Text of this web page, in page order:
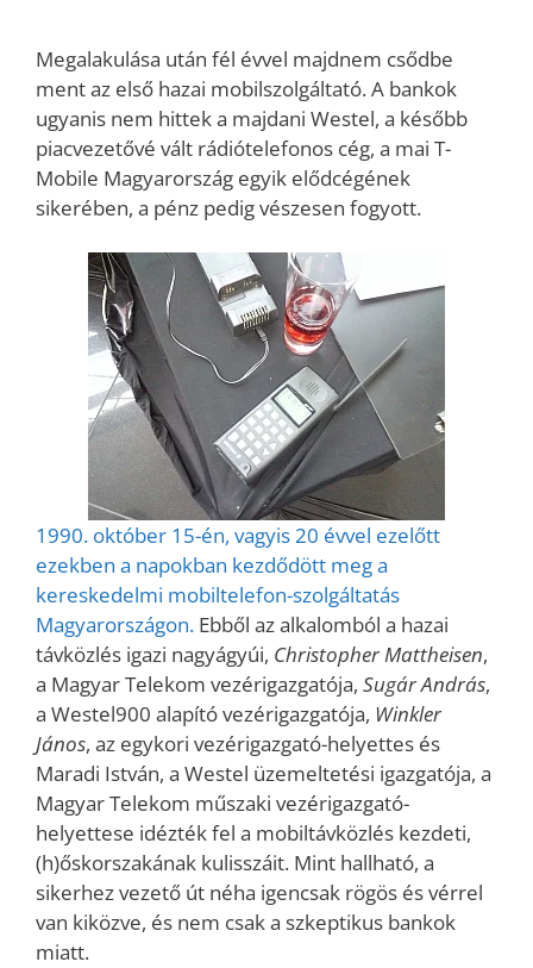
Megalakulása után fél évvel majdnem csődbe
ment az első hazai mobilszolgáltató. A bankok
ugyanis nem hittek a majdani Westel, a később
piacvezetővé vált rádiótelefonos cég, a mai T-
Mobile Magyarország egyik elődcégének
sikerében, a pénz pedig vészesen fogyott.
1990. október 15-én, vagyis 20 évvel ezelőtt
ezekben a napokban kezdődött meg a
kereskedelmi mobiltelefon-szolgáltatás
Magyarországon. Ebből az alkalomból a hazai
távközlés igazi nagyágyúi, Christopher Mattheisen,
a Magyar Telekom vezérigazgatója, Sugár András,
a Westel900 alapító vezérigazgatója, Winkler
János, az egykori vezérigazgató-helyettes és
Maradi István, a Westel üzemeltetési igazgatója, a
Magyar Telekom műszaki vezérigazgató-
helyettese idézték fel a mobiltávközlés kezdeti,
(h)őskorszakának kulisszáit. Mint hallható, a
sikerhez vezető út néha igencsak rögös és vérrel
van kiközve, és nem csak a szkeptikus bankok
miatt.